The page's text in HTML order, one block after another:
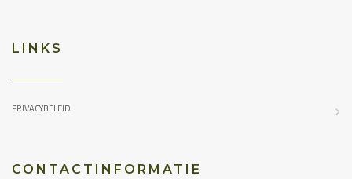
LINKS
PRIVACYBELEID
CONTACTINFORMATIE